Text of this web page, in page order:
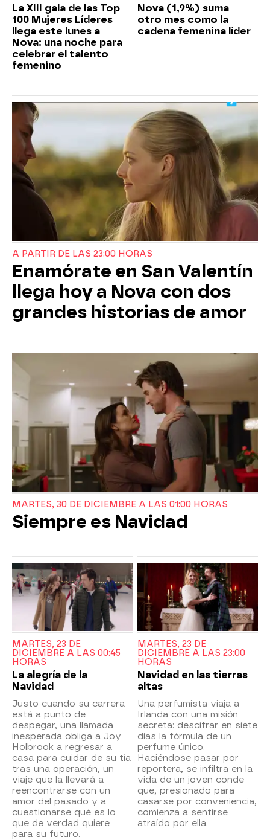
La XIII gala de las Top
100 Mujeres Líderes
llega este lunes a
Nova: una noche para
celebrar el talento
femenino
Nova (1,9%) suma
otro mes como la
cadena femenina líder
A PARTIR DE LAS 23:00 HORAS
Enamórate en San Valentín
llega hoy a Nova con dos
grandes historias de amor
MARTES, 30 DE DICIEMBRE A LAS 01:00 HORAS
Siempre es Navidad
MARTES, 23 DE
DICIEMBRE A LAS 00:45
HORAS
La alegría de la
Navidad
Justo cuando su carrera
está a punto de
despegar, una llamada
inesperada obliga a Joy
Holbrook a regresar a
casa para cuidar de su tía
tras una operación, un
viaje que la llevará a
reencontrarse con un
amor del pasado y a
cuestionarse qué es lo
que de verdad quiere
para su futuro.
MARTES, 23 DE
DICIEMBRE A LAS 23:00
HORAS
Navidad en las tierras
altas
Una perfumista viaja a
Irlanda con una misión
secreta: descifrar en siete
días la fórmula de un
perfume único.
Haciéndose pasar por
reportera, se infiltra en la
vida de un joven conde
que, presionado para
casarse por conveniencia,
comienza a sentirse
atraído por ella.